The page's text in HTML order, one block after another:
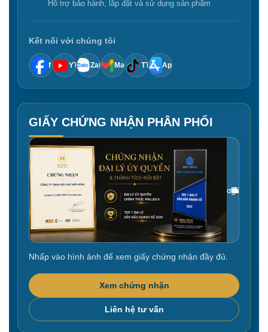
Hỗ trợ bảo hành, lắp đặt và sử dụng sản phẩm
Kết nối với chúng tôi
f YT Zalo Mail TT App
GIẤY CHỨNG NHẬN PHÂN PHỐI
Gắn link ảnh giấy chứng nhận tại đây
Nhấp vào hình ảnh để xem giấy chứng nhận đầy đủ.
Xem chứng nhận
Liên hệ tư vấn